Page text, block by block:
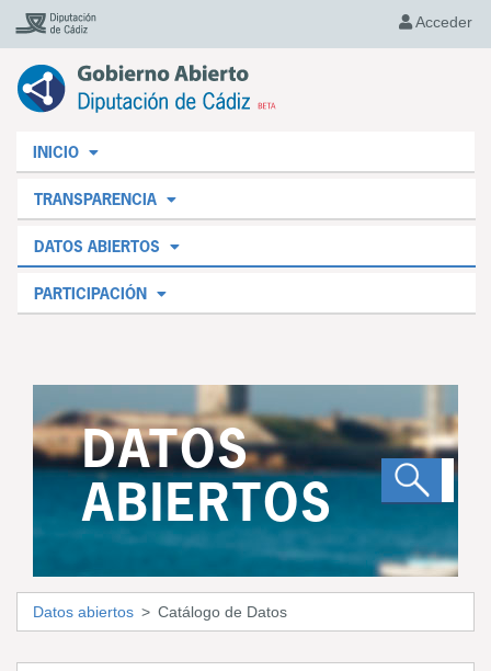
Acceder
INICIO
TRANSPARENCIA
DATOS ABIERTOS
PARTICIPACIÓN
DATOS
ABIERTOS
Datos abiertos Catálogo de Datos